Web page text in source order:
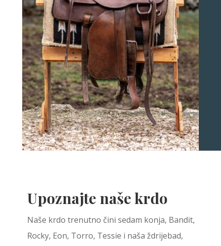
Upoznajte naše krdo
Naše krdo trenutno čini sedam konja, Bandit,
Rocky, Eon, Torro, Tessie i naša ždrijebad,